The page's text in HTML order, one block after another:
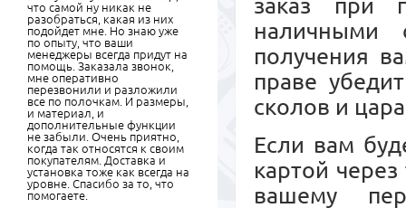
заказ при
наличными
получения
праве
сколов и
Если вам
картой
вашему
что самой ну никак не
разобраться, какая из них
подойдет мне. Но знаю уже
по опыту, что ваши
менеджеры всегда придут на
помощь. Заказала звонок,
мне оперативно
перезвонили и разложили
все по полочкам. И размеры,
и материал, и
дополнительные функции
не забыли. Очень приятно,
когда так относятся к своим
покупателям. Доставка и
установка тоже как всегда на
уровне. Спасибо за то, что
помогаете.